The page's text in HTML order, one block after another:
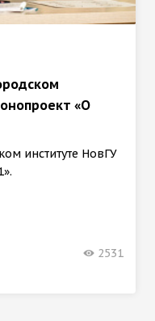
«О
институте НовГУ
2531